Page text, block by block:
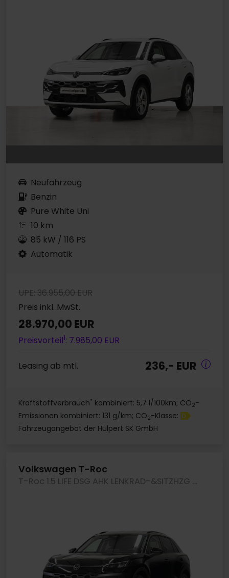
Neufahrzeug
Benzin
Pure White Uni
10 km
85 kW / 116 PS
Automatik
UPE: 36.955,00 EUR
Preis inkl. MwSt.
28.970,00 EUR
Preisvorteil1: 7.985,00 EUR
Leasing ab mtl. 236,- EUR
Kraftstoffverbrauch* kombiniert: 5,7 l/100km; CO2-
Emissionen kombiniert: 131 g/km; CO2-Klasse: D
Fahrzeugangebot der Hülpert SK GmbH
Volkswagen T-Roc
T-Roc 1.5 LIFE DSG AHK LENKRAD-&SITZHZG CAM LM18